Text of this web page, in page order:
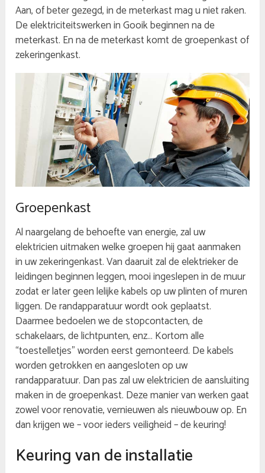
Aan, of beter gezegd, in de meterkast mag u niet raken.
De elektriciteitswerken in Gooik beginnen na de
meterkast. En na de meterkast komt de groepenkast of
zekeringenkast.
Groepenkast
Al naargelang de behoefte van energie, zal uw
elektricien uitmaken welke groepen hij gaat aanmaken
in uw zekeringenkast. Van daaruit zal de elektrieker de
leidingen beginnen leggen, mooi ingeslepen in de muur
zodat er later geen lelijke kabels op uw plinten of muren
liggen. De randapparatuur wordt ook geplaatst.
Daarmee bedoelen we de stopcontacten, de
schakelaars, de lichtpunten, enz… Kortom alle
“toestelletjes” worden eerst gemonteerd. De kabels
worden getrokken en aangesloten op uw
randapparatuur. Dan pas zal uw elektricien de aansluiting
maken in de groepenkast. Deze manier van werken gaat
zowel voor renovatie, vernieuwen als nieuwbouw op. En
dan krijgen we – voor ieders veiligheid – de keuring!
Keuring van de installatie